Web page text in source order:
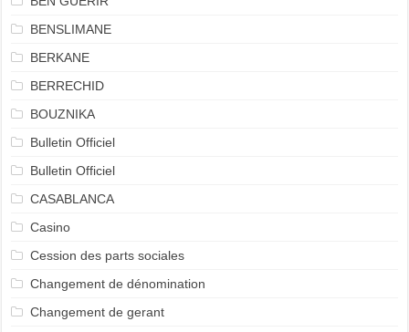
BENSLIMANE
BERKANE
BERRECHID
BOUZNIKA
Bulletin Officiel
Bulletin Officiel
CASABLANCA
Casino
Cession des parts sociales
Changement de dénomination
Changement de gerant